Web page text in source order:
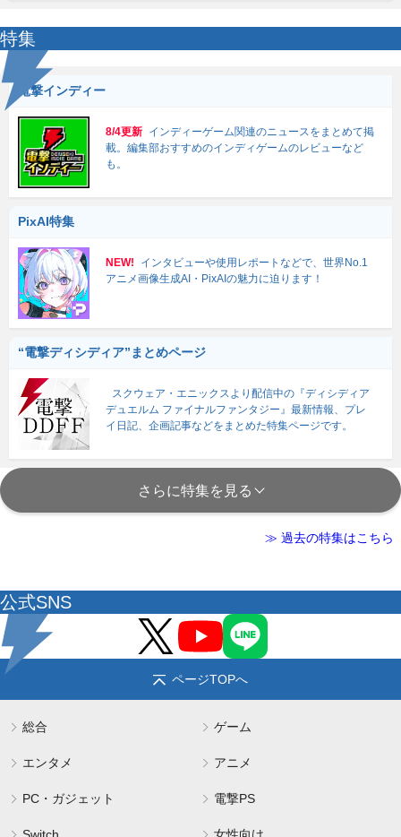
特集
電撃インディー
8/4更新 インディーゲーム関連のニュースをまとめて掲
載。編集部おすすめのインディゲームのレビューなど
も。
PixAI特集
NEW!
インタビューや使用レポートなどで、世界No.1
アニメ画像生成AI・PixAIの魅力に迫ります！
“電撃ディシディア”まとめページ
スクウェア・エニックスより配信中の『ディシディア
デュエルム ファイナルファンタジー』最新情報、プレ
イ日記、企画記事などをまとめた特集ページです。
さらに特集を見る
≫ 過去の特集はこちら
公式SNS
ページTOPへ
総合 ゲーム
エンタメ アニメ
PC・ガジェット 電撃PS